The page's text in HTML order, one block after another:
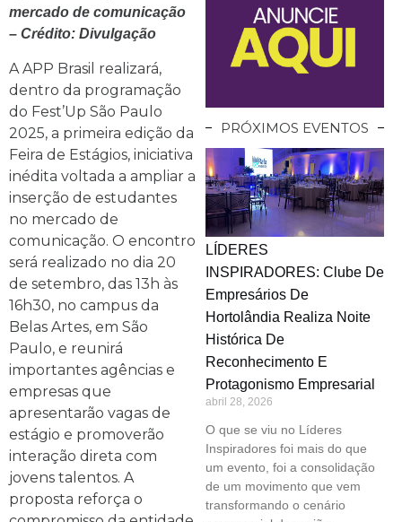
mercado de comunicação
– Crédito: Divulgação
A APP Brasil realizará,
dentro da programação
do Fest’Up São Paulo
2025, a primeira edição da
Feira de Estágios, iniciativa
inédita voltada a ampliar a
inserção de estudantes
no mercado de
comunicação. O encontro
será realizado no dia 20
de setembro, das 13h às
16h30, no campus da
Belas Artes, em São
Paulo, e reunirá
importantes agências e
empresas que
apresentarão vagas de
estágio e promoverão
interação direta com
jovens talentos. A
proposta reforça o
PRÓXIMOS EVENTOS
LÍDERES
INSPIRADORES: Clube De
Empresários De
Hortolândia Realiza Noite
Histórica De
Reconhecimento E
Protagonismo Empresarial
abril 28, 2026
O que se viu no Líderes
Inspiradores foi mais do que
um evento, foi a consolidação
de um movimento que vem
transformando o cenário